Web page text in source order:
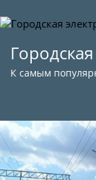
К самым